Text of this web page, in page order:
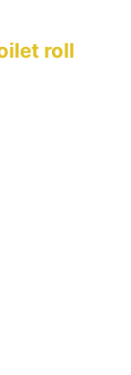
roll